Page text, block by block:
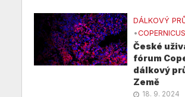
DÁLKOVÝ
•COPERNICUS
České
fórum
dálkový
Země
18. 9. 2024